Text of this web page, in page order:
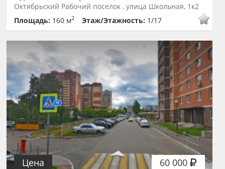
Октябрьский Рабочий поселок , улица Школьная, 1к2
Площадь: 160 м2 Этаж/Этажность: 1/17
60 000
Цена